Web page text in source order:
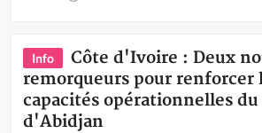
Info
Côte d'Ivoire : Deux
remorqueurs pour renforcer
capacités opérationnelles
d'Abidjan